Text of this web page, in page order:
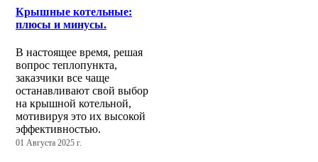
Крышные котельные:
плюсы и минусы.
В настоящее время, решая
вопрос теплопункта,
заказчики все чаще
останавливают свой выбор
на крышной котельной,
мотивируя это их высокой
эффективностью.
01 Августа 2025 г.